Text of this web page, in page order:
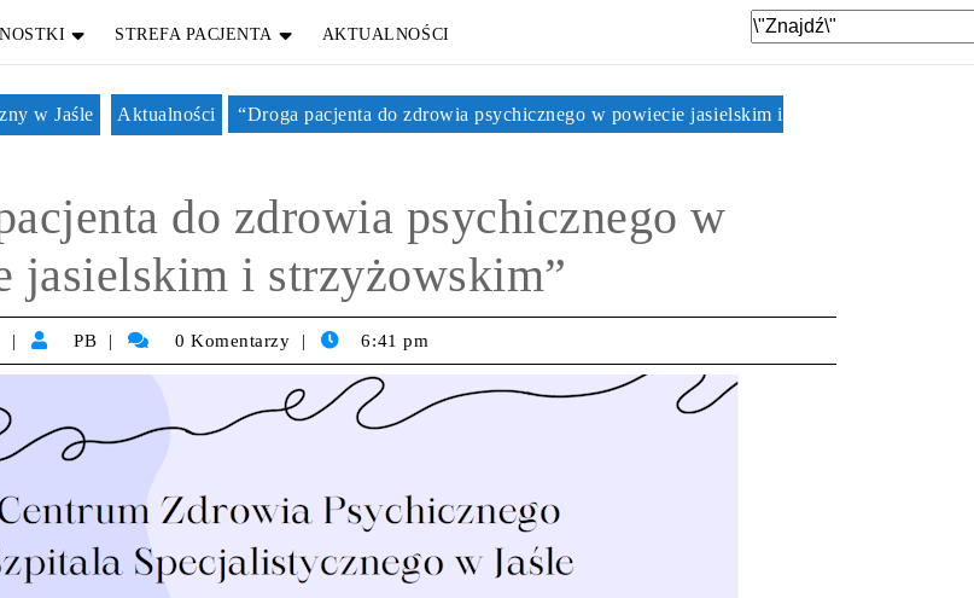
STREFA PACJENTA AKTUALNOŚCI
w Jaśle Aktualności “Droga pacjenta do zdrowia psychicznego w powiecie jasielskim i
do zdrowia psychicznego w
jasielskim i strzyżowskim”
PB 0 Komentarzy 6:41 pm